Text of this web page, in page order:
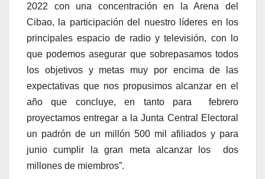
2022 con una concentración en la Arena del
Cibao, la participación del nuestro líderes en los
principales espacio de radio y televisión, con lo
que podemos asegurar que sobrepasamos todos
los objetivos y metas muy por encima de las
expectativas que nos propusimos alcanzar en el
año que concluye, en tanto para febrero
proyectamos entregar a la Junta Central Electoral
un padrón de un millón 500 mil afiliados y para
junio cumplir la gran meta alcanzar los dos
millones de miembros”.